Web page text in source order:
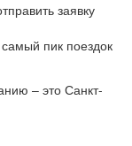
заявку
пик поездок
– это Санкт-